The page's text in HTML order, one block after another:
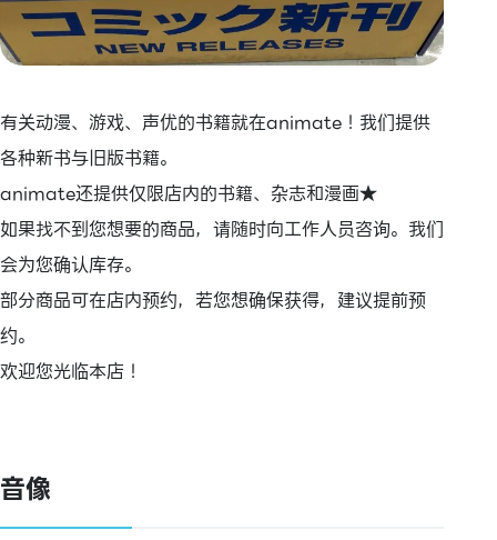
有关动漫、游戏、声优的书籍就在animate！我们提供
各种新书与旧版书籍。
animate还提供仅限店内的书籍、杂志和漫画★
如果找不到您想要的商品，请随时向工作人员咨询。我们
会为您确认库存。
部分商品可在店内预约，若您想确保获得，建议提前预
约。
欢迎您光临本店！
音像